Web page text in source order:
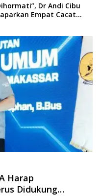
Dr Andi Cibu
Empat Cacat
Harap
Didukung